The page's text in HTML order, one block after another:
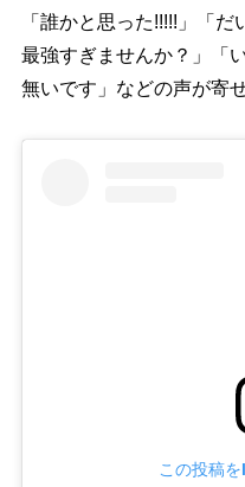
「誰かと思った!!!!!」「
最強すぎませんか？」「
無いです」などの声が寄
この投稿